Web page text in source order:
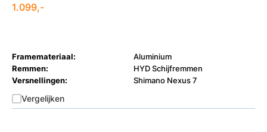
1.099,-
Framemateriaal:
Aluminium
Remmen:
HYD Schijfremmen
Versnellingen:
Shimano Nexus 7
Vergelijken